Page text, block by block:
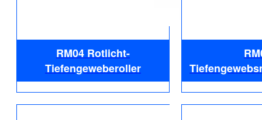
RM04 Rotlicht-
Tiefengeweberoller